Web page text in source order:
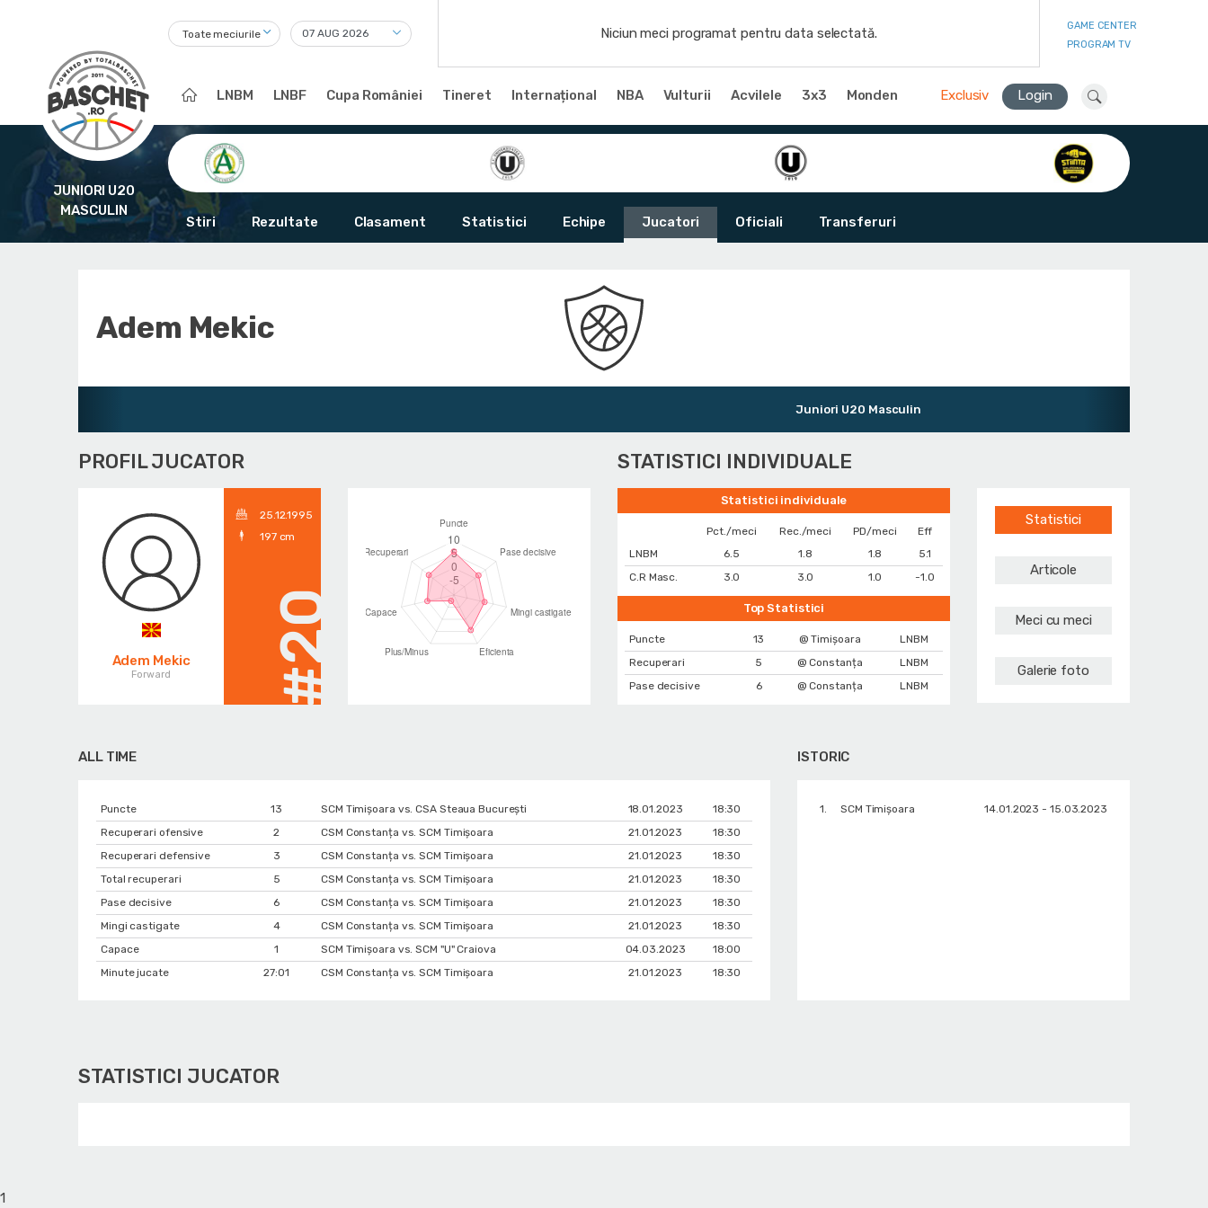
Toate meciurile Niciun meci programat pentru data selectată.
GAME CENTER
PROGRAM TV
LNBM LNBF Cupa României Tineret Internațional NBA Vulturii Acvilele 3x3 Monden Exclusiv Login
JUNIORI U20
MASCULIN
Stiri Rezultate Clasament Statistici Echipe Jucatori Oficiali Transferuri
Adem Mekic
Juniori U20 Masculin
PROFIL JUCATOR
Adem Mekic
Forward
25.12.1995
197 cm
#20
STATISTICI INDIVIDUALE
Statistici individuale
Pct./meci Rec./meci PD/meci
Eff
LNBM
6.5 1.8 1.8
5.1
C.R Masc.
3.0 3.0 1.0 -1.0
Top Statistici
Puncte 13 @ Timișoara
LNBM
Recuperari
5 @ Constanța
LNBM
Pase decisive
6 @ Constanța LNBM
Statistici
Articole
Meci cu meci
Galerie foto
ALL TIME
Puncte 13 SCM Timișoara vs. CSA Steaua București 18.01.2023
18:30
Recuperari ofensive
2 CSM Constanța vs. SCM Timișoara 21.01.2023
18:30
Recuperari defensive
3 CSM Constanța vs. SCM Timișoara 21.01.2023
18:30
Total recuperari
5 CSM Constanța vs. SCM Timișoara 21.01.2023
18:30
Pase decisive
6 CSM Constanța vs. SCM Timișoara 21.01.2023
18:30
Mingi castigate
4 CSM Constanța vs. SCM Timișoara 21.01.2023
18:30
Capace
1 SCM Timișoara vs. SCM "U" Craiova 04.03.2023
18:00
Minute jucate
27:01 CSM Constanța vs. SCM Timișoara 21.01.2023 18:30
ISTORIC
1. SCM Timișoara 14.01.2023 - 15.03.2023
STATISTICI JUCATOR
1